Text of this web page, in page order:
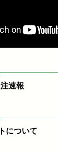
速報
について